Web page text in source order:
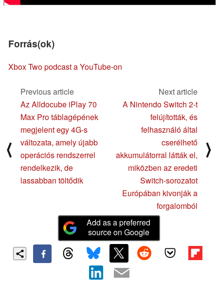
Forrás(ok)
Xbox Two podcast a YouTube-on
⟨
Previous article
Az Alldocube iPlay 70
Max Pro táblagépének
megjelent egy 4G-s
változata, amely újabb
operációs rendszerrel
rendelkezik, de
lassabban töltődik
Next article
A Nintendo Switch 2-t
felújították, és
felhasználó által
cserélhető
akkumulátorral látták el,
miközben az eredeti
Switch-sorozatot
Európában kivonják a
forgalomból
⟩
Add as a preferred
source on Google